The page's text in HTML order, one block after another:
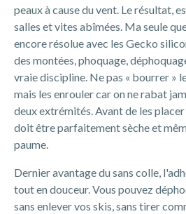
peaux à cause du vent. Le résultat,
salles et vites abîmées. Ma seule
encore résolue avec les Gecko
des montées, phoquage,
vraie discipline. Ne pas « bourrer »
mais les enrouler car on ne rabat
deux extrémités. Avant de les
doit être parfaitement sèche et
paume.
Dernier avantage du sans colle,
tout en douceur. Vous pouvez
sans enlever vos skis, sans tirer